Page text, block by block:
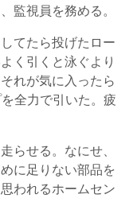
監視員を務める。
てたら投げたロー
く引くと泳ぐより
れが気に入ったら
全力で引いた。疲
らせる。なにせ、
に足りない部品を
われるホームセン